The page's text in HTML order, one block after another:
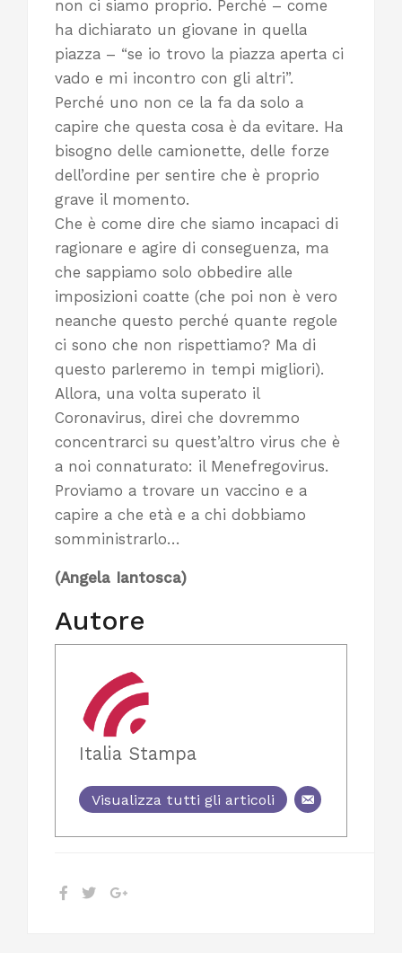
non ci siamo proprio. Perché – come
ha dichiarato un giovane in quella
piazza – “se io trovo la piazza aperta ci
vado e mi incontro con gli altri”.
Perché uno non ce la fa da solo a
capire che questa cosa è da evitare. Ha
bisogno delle camionette, delle forze
dell’ordine per sentire che è proprio
grave il momento.
Che è come dire che siamo incapaci di
ragionare e agire di conseguenza, ma
che sappiamo solo obbedire alle
imposizioni coatte (che poi non è vero
neanche questo perché quante regole
ci sono che non rispettiamo? Ma di
questo parleremo in tempi migliori).
Allora, una volta superato il
Coronavirus, direi che dovremmo
concentrarci su quest’altro virus che è
a noi connaturato: il Menefregovirus.
Proviamo a trovare un vaccino e a
capire a che età e a chi dobbiamo
somministrarlo…
(Angela Iantosca)
Autore
Italia Stampa
Visualizza tutti gli articoli